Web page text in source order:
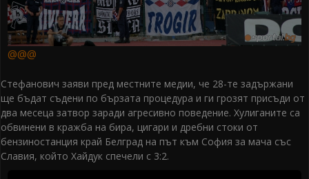
@@@
Стефанович заяви пред местните медии, че 28-те задържани
ще бъдат съдени по бързата процедура и ги грозят присъди от
два месеца затвор заради агресивно поведение. Хулиганите са
обвинени в кражба на бира, цигари и дребни стоки от
бензиностанция край Белград на път към София за мача със
Славия, който Хайдук спечели с 3:2.